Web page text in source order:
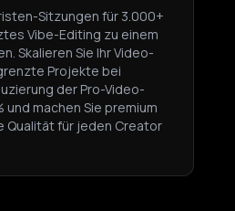
Sitzungen für 3.000+
Vibe-Editing zu einem
Skalieren Sie Ihr Video-
Projekte bei
der Pro-Video-
und machen Sie premium
Qualität für jeden Creator